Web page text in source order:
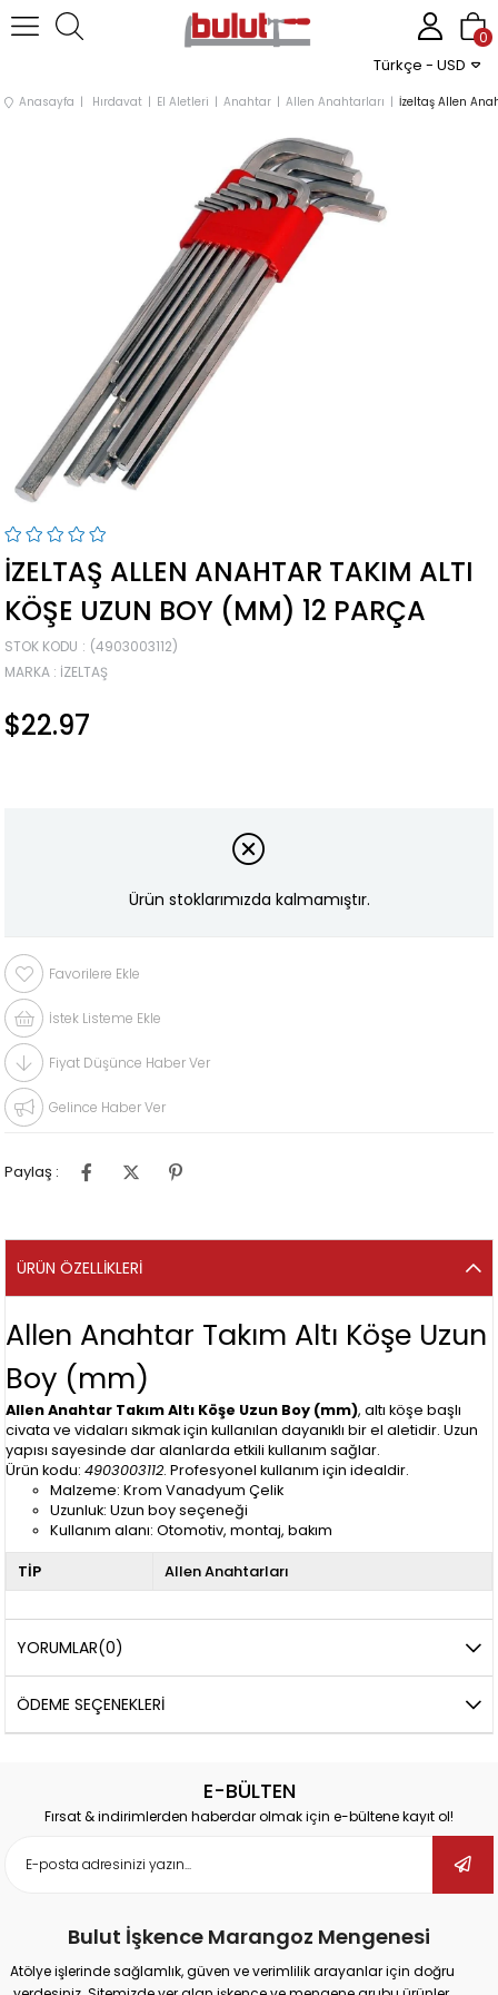
Türkçe - USD
0
Anasayfa Hırdavat El Aletleri Anahtar Allen Anahtarları İzeltaş Allen
İZELTAŞ ALLEN ANAHTAR TAKIM ALTI
KÖŞE UZUN BOY (MM) 12 PARÇA
STOK KODU
(4903003112)
MARKA : İZELTAŞ
$22.97
Ürün stoklarımızda kalmamıştır.
Favorilere Ekle
İstek Listeme Ekle
Fiyat Düşünce Haber Ver
Gelince Haber Ver
Paylaş :
ÜRÜN ÖZELLIKLERI
Allen Anahtar Takım Altı Köşe Uzun
Boy (mm)
Allen Anahtar Takım Altı Köşe Uzun Boy (mm), altı köşe başlı
civata ve vidaları sıkmak için kullanılan dayanıklı bir el aletidir. Uzun
yapısı sayesinde dar alanlarda etkili kullanım sağlar.
Ürün kodu:4903003112. Profesyonel kullanım için idealdir.
Malzeme: Krom Vanadyum Çelik
Uzunluk: Uzun boy seçeneği
Kullanım alanı: Otomotiv, montaj, bakım
TİP Allen Anahtarları
YORUMLAR(0)
ÖDEME SEÇENEKLERI
E-BÜLTEN
Fırsat & indirimlerden haberdar olmak için e-bültene kayıt ol!
Bulut İşkence Marangoz Mengenesi
Atölye işlerinde sağlamlık, güven ve verimlilik arayanlar için doğru